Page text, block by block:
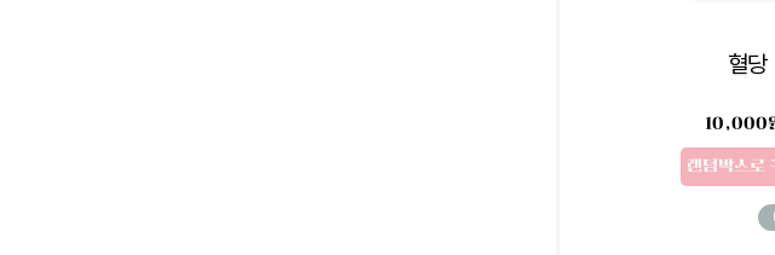
혈당
10,000
랜덤박스로